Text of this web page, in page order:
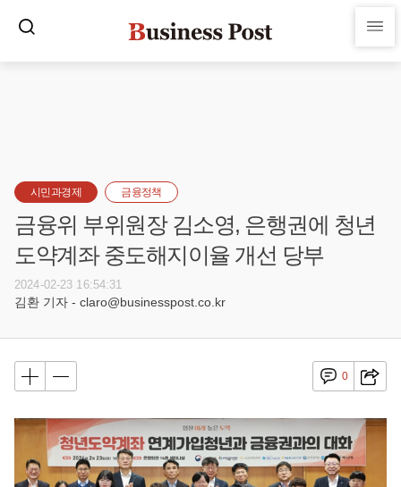
시민과경제 금융정책
금융위 부위원장 김소영, 은행권에 청년
도약계좌 중도해지이율 개선 당부
2024-02-23 16:54:31
김환 기자 - claro@businesspost.co.kr
0